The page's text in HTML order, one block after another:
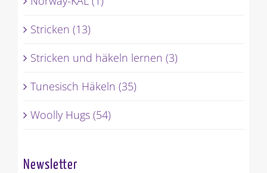
Stricken (13)
Stricken und häkeln lernen (3)
Tunesisch Häkeln (35)
Woolly Hugs (54)
Newsletter